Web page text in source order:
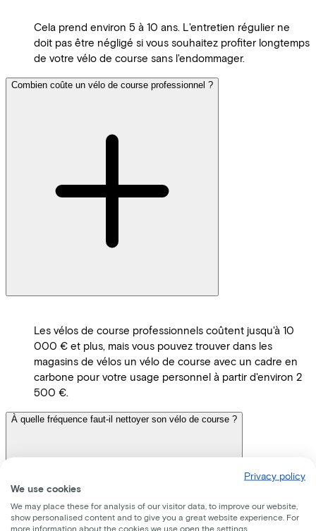
Cela prend environ 5 à 10 ans. L'entretien régulier ne
doit pas être négligé si vous souhaitez profiter longtemps
de votre vélo de course sans l'endommager.
Combien coûte un vélo de course professionnel ?
Les vélos de course professionnels coûtent jusqu'à 10
000 € et plus, mais vous pouvez trouver dans les
magasins de vélos un vélo de course avec un cadre en
carbone pour votre usage personnel à partir d'environ 2
500 €.
À quelle fréquence faut-il nettoyer son vélo de course ?
Privacy policy
We use cookies
We may place these for analysis of our visitor data, to improve our website,
show personalised content and to give you a great website experience. For
more information about the cookies we use open the settings.